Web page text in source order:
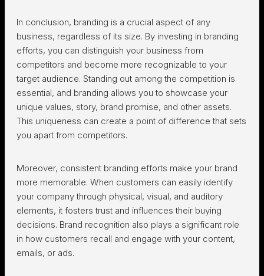
In conclusion, branding is a crucial aspect of any
business, regardless of its size. By investing in branding
efforts, you can distinguish your business from
competitors and become more recognizable to your
target audience. Standing out among the competition is
essential, and branding allows you to showcase your
unique values, story, brand promise, and other assets.
This uniqueness can create a point of difference that sets
you apart from competitors.
Moreover, consistent branding efforts make your brand
more memorable. When customers can easily identify
your company through physical, visual, and auditory
elements, it fosters trust and influences their buying
decisions. Brand recognition also plays a significant role
in how customers recall and engage with your content,
emails, or ads.